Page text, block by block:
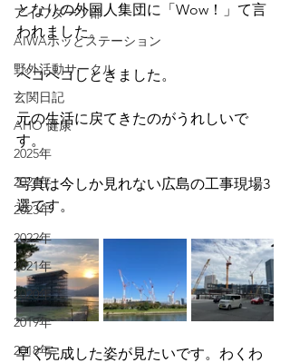
アイワダーツ部
AIWAホッとステーション
野外活動サークル
玄関日記
AHO 健康
2025年
2024年
2023年
2022年
2021年
2020年
2019年
2018年
となりの外国人集団に「Wow！」て言
われました。
ペコペコしときました。
元の生活に戻てきたのがうれしいで
す。
写真は今しか見れない広島の工事現場3
選です。
早く完成した姿が見たいです。わくわ